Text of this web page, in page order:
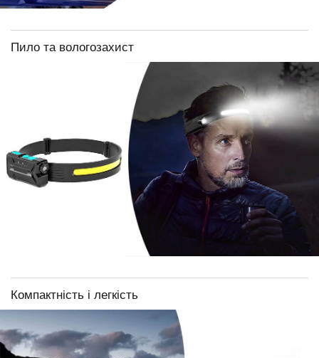
Пило та вологозахист
Компактність і легкість